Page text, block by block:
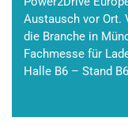
Austausch vor Ort.
die Branche in
Fachmesse für
Halle B6 – Stand